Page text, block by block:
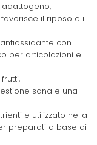
il riposo e il
con
per articolazioni e
sana e una
e utilizzato nella
preparati a base di